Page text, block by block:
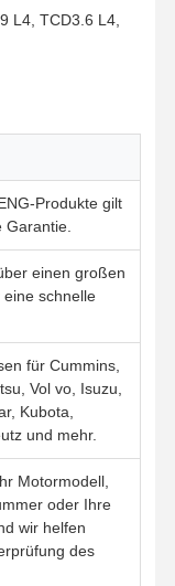
L4, TCD3.6 L4,
Produkte gilt
einen großen
schnelle
für Cummins,
Vol vo, Isuzu,
Kubota,
und mehr.
Motormodell,
oder Ihre
wir helfen
des